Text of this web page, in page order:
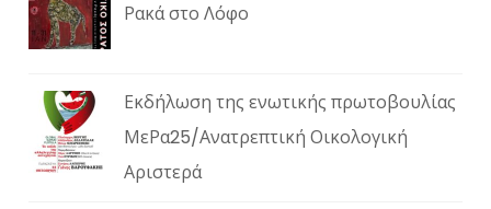
Ρακά στο Λόφο
Εκδήλωση της ενωτικής πρωτοβουλίας
ΜεΡα25/Ανατρεπτική Οικολογική
Αριστερά